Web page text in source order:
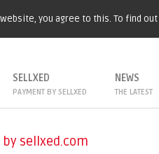
you agree to this. To find
SELLXED
PAYMENT BY SELLXED
NEWS
THE LATEST
sellxed.com